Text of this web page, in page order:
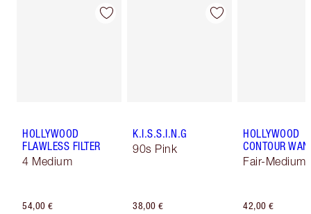
HOLLYWOOD
FLAWLESS FILTER
4 Medium
54,00 €
K.I.S.S.I.N.G
90s Pink
38,00 €
HOLLYWOOD
CONTOUR
Fair-Medium
42,00 €